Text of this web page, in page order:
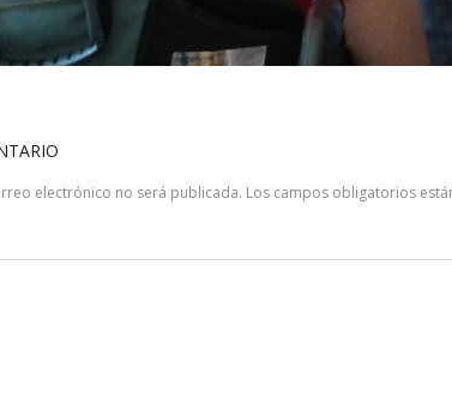
electrónico no será publicada. Los campos obligatorios